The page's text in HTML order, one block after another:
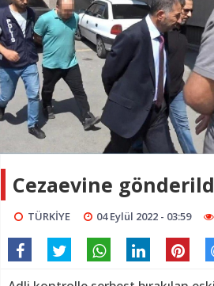
Cezaevine
TÜRKİYE 04 Eylül 2022 - 03:59